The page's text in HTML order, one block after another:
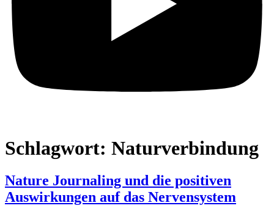
Schlagwort: Naturverbindung
Nature Journaling und die positiven
Auswirkungen auf das Nervensystem